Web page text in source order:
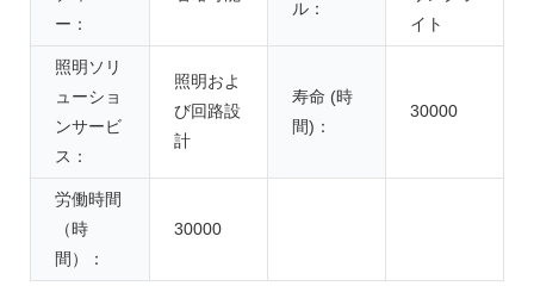
ー：
ル：
イト
照明ソリ
ューショ
ンサービ
ス：
照明およ
び回路設
計
寿命 (時
間)：
30000
労働時間
（時
間）：
30000